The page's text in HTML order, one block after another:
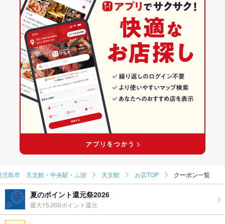
焼き鳥・鶏料理
鹿児島市 天文館・中央駅・ふ頭 × 和食
鹿児島市 天文館・中央駅・ふ頭 × 焼き鳥・鶏料理
天文館通駅 × 和食
天文館通駅 × 焼き鳥・鶏料理
鹿児島
鹿児島 × 居酒屋
鹿児島 × 和風
鹿児島 × 和食
鹿児島 × 焼き鳥・鶏料理
鹿児島市 天文館・中央駅・ふ頭のグルメランキング
鹿児島市 天文館・中央駅・ふ頭の居酒屋ランキング
天文館のグルメランキング
天文館の居酒屋ランキング
児島市 天文館・中央駅・ふ頭 天文館 お店TOP クーポン一覧
夏のポイント還元祭2026
最大15,000ポイント還元